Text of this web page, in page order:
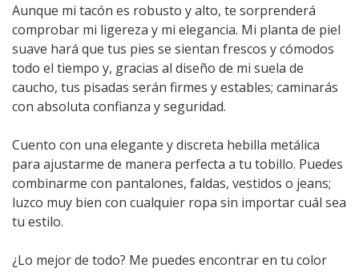
Aunque mi tacón es robusto y alto, te sorprenderá
comprobar mi ligereza y mi elegancia. Mi planta de piel
suave hará que tus pies se sientan frescos y cómodos
todo el tiempo y, gracias al diseño de mi suela de
caucho, tus pisadas serán firmes y estables; caminarás
con absoluta confianza y seguridad.
Cuento con una elegante y discreta hebilla metálica
para ajustarme de manera perfecta a tu tobillo. Puedes
combinarme con pantalones, faldas, vestidos o jeans;
luzco muy bien con cualquier ropa sin importar cuál sea
tu estilo.
¿Lo mejor de todo? Me puedes encontrar en tu color